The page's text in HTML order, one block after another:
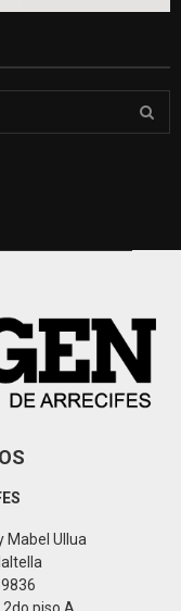
Mabel Ullua
piso A